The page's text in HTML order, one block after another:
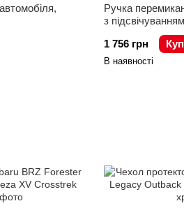
Ручка
з підсвічуванням
1 756 грн
В наявності